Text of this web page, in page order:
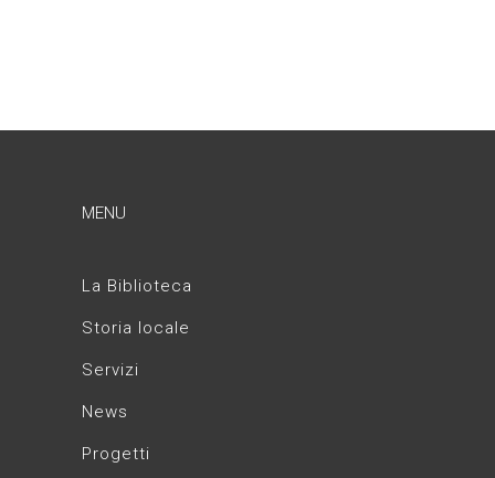
MENU
La Biblioteca
Storia locale
Servizi
News
Progetti